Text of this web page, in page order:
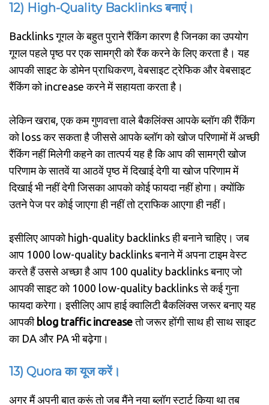
12) High-Quality Backlinks बनाएं।
Backlinks गूगल के बहुत पुराने रैंकिंग कारण है जिनका का उपयोग
गूगल पहले पृष्ठ पर एक सामग्री को रैंक करने के लिए करता है। यह
आपकी साइट के डोमेन प्राधिकरण, वेबसाइट ट्रेफिक और वेबसाइट
रैंकिंग को increase करने में सहायता करता है।
लेकिन खराब, एक कम गुणवत्ता वाले बैकलिंक्स आपके ब्लॉग की रैंकिंग
को loss कर सकता है जीससे आपके ब्लॉग को खोज परिणामों में अच्छी
रैंकिंग नहीं मिलेगी कहने का तात्पर्य यह है कि आप की सामग्री खोज
परिणाम के सातवें या आठवें पृष्ठ में दिखाई देगी या खोज परिणाम में
दिखाई भी नहीं देगी जिसका आपको कोई फायदा नहीं होगा। क्योंकि
उतने पेज पर कोई जाएगा ही नहीं तो ट्राफिक आएगा ही नहीं।
इसीलिए आपको high-quality backlinks ही बनाने चाहिए। जब
आप 1000 low-quality backlinks बनाने में अपना टाइम वेस्ट
करते हैं उससे अच्छा है आप 100 quality backlinks बनाए जो
आपकी साइट को 1000 low-quality backlinks से कई गुना
फायदा करेगा। इसीलिए आप हाई क्वालिटी बैकलिंक्स जरूर बनाए यह
आपकी blog traffic increaseतो जरूर होंगी साथ ही साथ साइट
का DA और PA भी बढ़ेगा।
13) Quora का यूज करें।
अगर मैं अपनी बात करूं तो जब मैंने नया ब्लॉग स्टार्ट किया था तब